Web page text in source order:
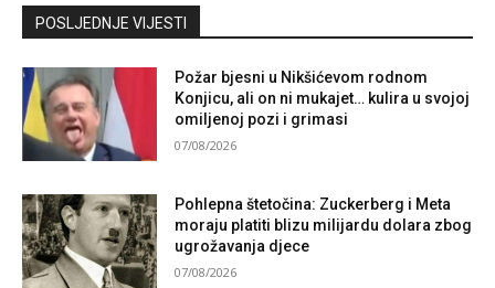
Kontaktirajte nas
POSLJEDNJE VIJESTI
Požar bjesni u Nikšićevom rodnom
Konjicu, ali on ni mukajet… kulira u svojoj
omiljenoj pozi i grimasi
07/08/2026
Pohlepna štetočina: Zuckerberg i Meta
moraju platiti blizu milijardu dolara zbog
ugrožavanja djece
07/08/2026